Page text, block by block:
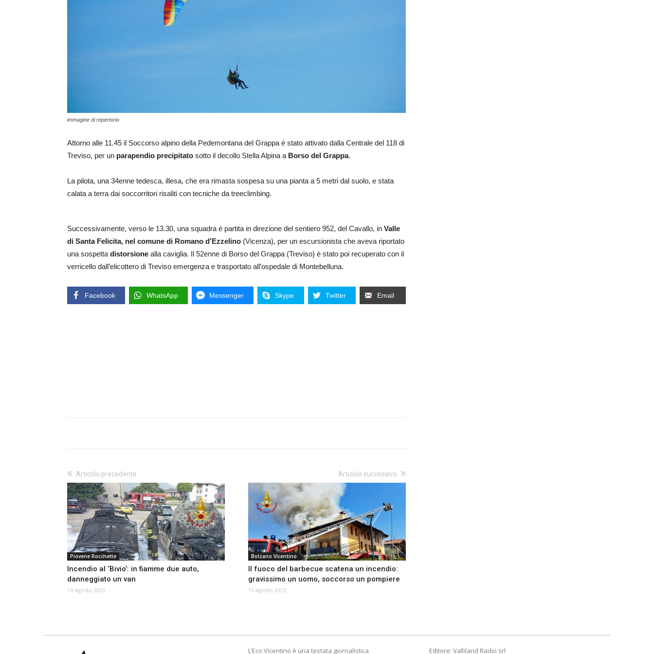
immagine di repertorio
Attorno alle 11.45 il Soccorso alpino della Pedemontana del Grappa è stato attivato dalla Centrale del 118 di
Treviso, per un parapendio precipitato sotto il decollo Stella Alpina a Borso del Grappa.
La pilota, una 34enne tedesca, illesa, che era rimasta sospesa su una pianta a 5 metri dal suolo, e stata
calata a terra dai soccorritori risaliti con tecniche da treeclimbing.
Successivamente, verso le 13.30, una squadra è partita in direzione del sentiero 952, del Cavallo, in Valle
di Santa Felicita, nel comune di Romano d’Ezzelino (Vicenza), per un escursionista che aveva riportato
una sospetta distorsione alla caviglia. Il 52enne di Borso del Grappa (Treviso) è stato poi recuperato con il
verricello dall’elicottero di Treviso emergenza e trasportato all’ospedale di Montebelluna.
Facebook WhatsApp Messenger Skype Twitter Email
Articolo precedente
Piovene Rocchette
Incendio al ‘Bivio’: in fiamme due auto,
danneggiato un van
14 Agosto 2023
Articolo successivo
Bolzano Vicentino
Il fuoco del barbecue scatena un incendio:
gravissimo un uomo, soccorso un pompiere
15 Agosto 2023
L’Eco Vicentino è una testata giornalistica Editore: Valliland Radio srl